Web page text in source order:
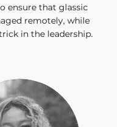
ensure that glassic
remotely, while
in the leadership.